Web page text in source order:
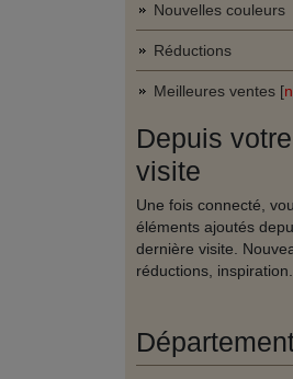
Nouvelles couleurs
Réductions
Meilleures ventes [
Depuis
visite
Une fois connecté,
éléments ajoutés
dernière visite.
réductions, inspiration.